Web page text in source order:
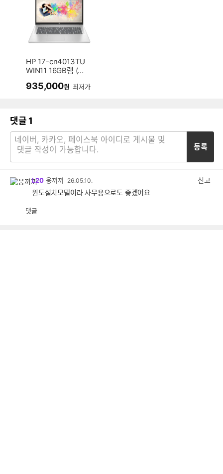
HP 17-cn4013TU
WIN11 16GB램 (SS
935,000원 최저가
댓글 1
등록
L20 웅끼끼 26.05.10.
신고
윈도설치모델이라 사무용으로도 좋겠어요
댓글